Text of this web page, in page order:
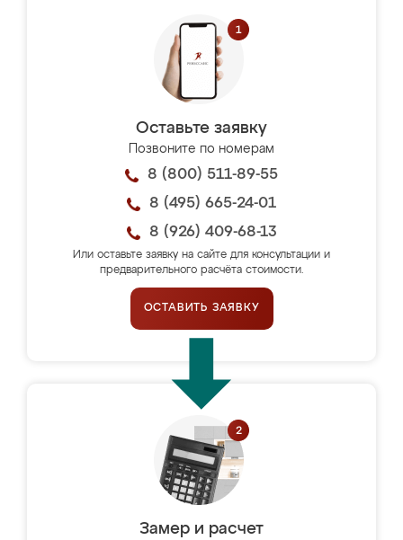
Оставьте заявку
Позвоните по номерам
8 (800) 511-89-55
8 (495) 665-24-01
8 (926) 409-68-13
Или оставьте заявку на сайте для консультации и
предварительного расчёта стоимости.
ОСТАВИТЬ ЗАЯВКУ
Замер и расчет